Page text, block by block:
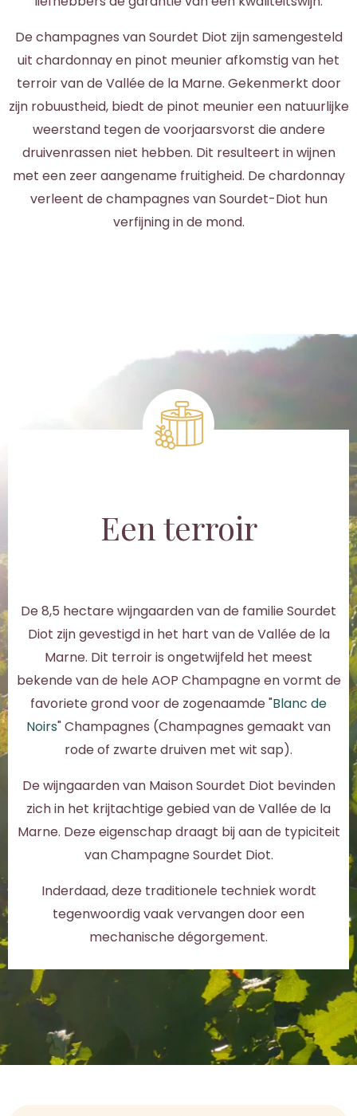
De champagnes van Sourdet Diot zijn samengesteld
uit chardonnay en pinot meunier afkomstig van het
terroir van de Vallée de la Marne. Gekenmerkt door
zijn robuustheid, biedt de pinot meunier een natuurlijke
weerstand tegen de voorjaarsvorst die andere
druivenrassen niet hebben. Dit resulteert in wijnen
met een zeer aangename fruitigheid. De chardonnay
verleent de champagnes van Sourdet-Diot hun
verfijning in de mond.
Een terroir
De 8,5 hectare wijngaarden van de familie Sourdet
Diot zijn gevestigd in het hart van de Vallée de la
Marne. Dit terroir is ongetwijfeld het meest
bekende van de hele AOP Champagne en vormt de
favoriete grond voor de zogenaamde "Blanc de
Noirs" Champagnes (Champagnes gemaakt van
rode of zwarte druiven met wit sap).
De wijngaarden van Maison Sourdet Diot bevinden
zich in het krijtachtige gebied van de Vallée de la
Marne. Deze eigenschap draagt bij aan de typiciteit
van Champagne Sourdet Diot.
Inderdaad, deze traditionele techniek wordt
tegenwoordig vaak vervangen door een
mechanische dégorgement.